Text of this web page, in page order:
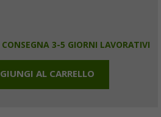
3-5 GIORNI LAVORATIVI
AL CARRELLO